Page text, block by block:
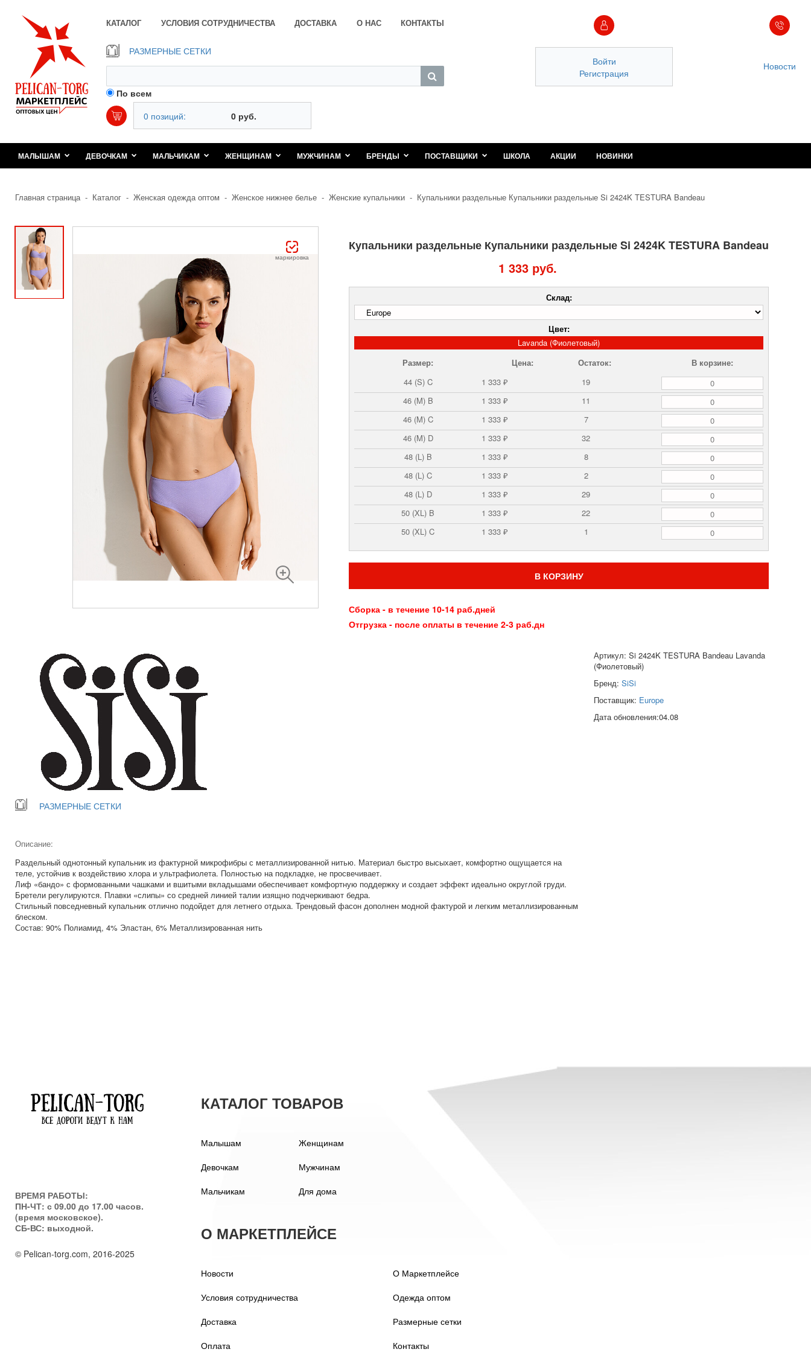
КАТАЛОГ УСЛОВИЯ СОТРУДНИЧЕСТВА ДОСТАВКА О НАС КОНТАКТЫ
РАЗМЕРНЫЕ СЕТКИ
По всем
Войти
Регистрация
0 позиций: 0 руб.
Новости
МАЛЫШАМ ДЕВОЧКАМ МАЛЬЧИКАМ ЖЕНЩИНАМ МУЖЧИНАМ БРЕНДЫ ПОСТАВЩИКИ ШКОЛА АКЦИИ НОВИНКИ
Главная страница - Каталог - Женская одежда оптом - Женское нижнее белье - Женские купальники - Купальники раздельные Купальники раздельные Si 2424K TESTURA Bandeau
маркировка
Купальники раздельные Купальники раздельные Si 2424K TESTURA Bandeau
1 333 руб.
Склад:
Цвет:
Lavanda (Фиолетовый)
Размер:
Цена: Остаток:
В корзине:
44 (S) C
1 333 ₽
19
46 (M) B
1 333 ₽
11
46 (M) C
1 333 ₽
7
46 (M) D
1 333 ₽
32
48 (L) B
1 333 ₽
8
48 (L) C
1 333 ₽
2
48 (L) D
1 333 ₽
29
50 (XL) B
1 333 ₽
22
50 (XL) C
1 333 ₽ 1
В КОРЗИНУ
Сборка - в течение 10-14 раб.дней
Отгрузка - после оплаты в течение 2-3 раб.дн
РАЗМЕРНЫЕ СЕТКИ
Артикул: Si 2424K TESTURA Bandeau Lavanda
(Фиолетовый)
Бренд: SiSi
Поставщик: Europe
Дата обновления:04.08
Описание:
Раздельный однотонный купальник из фактурной микрофибры с металлизированной нитью. Материал быстро высыхает, комфортно ощущается на
теле, устойчив к воздействию хлора и ультрафиолета. Полностью на подкладке, не просвечивает.
Лиф «бандо» с формованными чашками и вшитыми вкладышами обеспечивает комфортную поддержку и создает эффект идеально округлой груди.
Бретели регулируются. Плавки «слипы» со средней линией талии изящно подчеркивают бедра.
Стильный повседневный купальник отлично подойдет для летнего отдыха. Трендовый фасон дополнен модной фактурой и легким металлизированным
блеском.
Состав: 90% Полиамид, 4% Эластан, 6% Металлизированная нить
ВРЕМЯ РАБОТЫ:
ПН-ЧТ: с 09.00 до 17.00 часов.
(время московское).
СБ-ВС: выходной.
© Pelican-torg.com, 2016-2025
КАТАЛОГ ТОВАРОВ
Малышам
Девочкам
Мальчикам
Женщинам
Мужчинам
Для дома
О МАРКЕТПЛЕЙСЕ
Новости
Условия сотрудничества
Доставка
Оплата
О Маркетплейсе
Одежда оптом
Размерные сетки
Контакты